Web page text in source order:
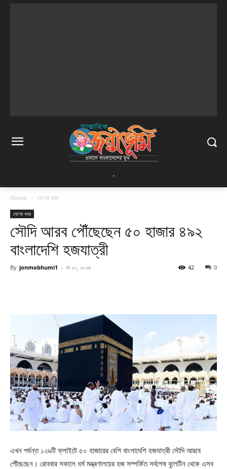
Home দেশের খবর
দেশের খবর
সৌদি আরব পৌঁছেছেন ৫০ হাজার ৪৯২
বাংলাদেশি হজযাত্রী
By jonmobhumi1 - মে ১০, ২০২৬ 0
42
এখন পর্যন্ত ১২৯টি ফ্লাইটে ৫০ হাজারের বেশি বাংলাদেশি হজযাত্রী সৌদি আরবে
পৌঁছেছেন। রোববার সকালে ধর্ম মন্ত্রণালয়ের হজ সম্পর্কিত সর্বশেষ বুলেটিন থেকে এসব